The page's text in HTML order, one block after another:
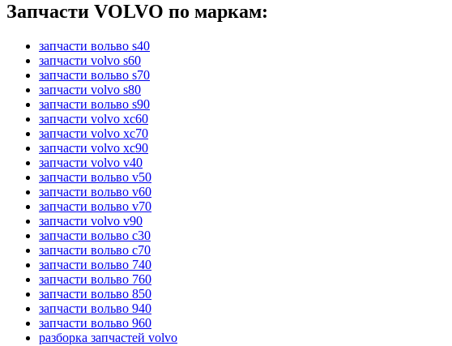
Запчасти VOLVO по маркам:
запчасти вольво s40
запчасти volvo s60
запчасти вольво s70
запчасти volvo s80
запчасти вольво s90
запчасти volvo xc60
запчасти volvo xc70
запчасти volvo xc90
запчасти volvo v40
запчасти вольво v50
запчасти вольво v60
запчасти вольво v70
запчасти volvo v90
запчасти вольво c30
запчасти вольво c70
запчасти вольво 740
запчасти вольво 760
запчасти вольво 850
запчасти вольво 940
запчасти вольво 960
разборка запчастей volvo